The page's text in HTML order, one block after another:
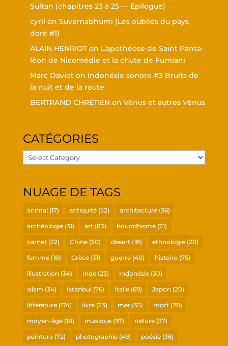
Sul­tan (cha­pitres 23 à 25 — Épilogue)
cyril on Suvar­nabhu­mi (Les oubliés du pays
doré #1)
ALAIN HENRIOTon L’a­po­théose de Saint Pan­ta­
léon de Nico­mé­die et la chute de Fumiani
Marc Davioton Indo­né­sie sonore #3 Bruits de
la nuit et de la route
BERTRAND CHRÉTIEN on Vénus et autres Vénus
CATÉ­GO­RIES
Caté­
go­
NUAGE DE TAGS
animal(17) antiquité(52) architecture(36)
archéologie(31) art(83) bouddhisme(21)
carnet(22) Chine(50) désert(18) ethnologie(20)
femme(18) Grèce(31) guerre(40) histoire(75)
illustration(34) Inde(23) Indonésie(30)
islam (34) Istanbul(76) Italie(69) Japon(20)
littérature(174) livre(23) mer(35) mort(28)
moyen-âge(18) musique(97) nature(37)
peinture(72) photographie(49) poésie(36)